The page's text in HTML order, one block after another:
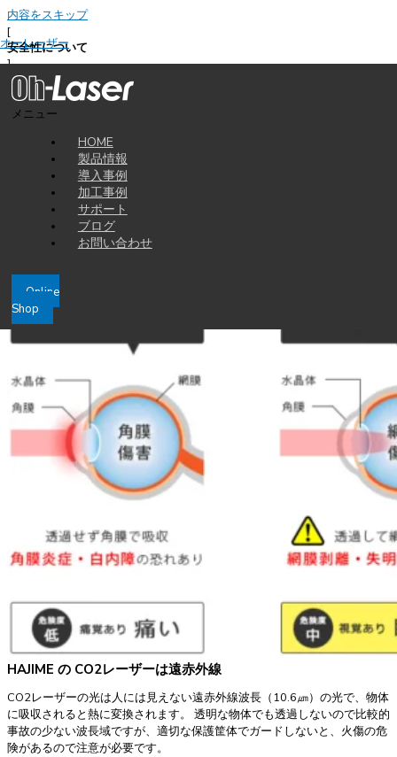
内容をスキップ
オーレーザー
メニュー
HOME
製品情報
導入事例
加工事例
サポート
ブログ
お問い合わせ
Online
Shop
[
安全性について
]
About safety
JIS に準拠した安全性でいつでもどこでも使える
check
レーザーの危険性とクラス分けについて
レーザー波長による眼部被ばくの危険性
HAJIME の CO2レーザーは遠赤外線
CO2レーザーの光は人には見えない遠赤外線波長（10.6㎛）の光で、物体
に吸収されると熱に変換されます。 透明な物体でも透過しないので比較的
事故の少ない波長域ですが、適切な保護筐体でガードしないと、火傷の危
険があるので注意が必要です。